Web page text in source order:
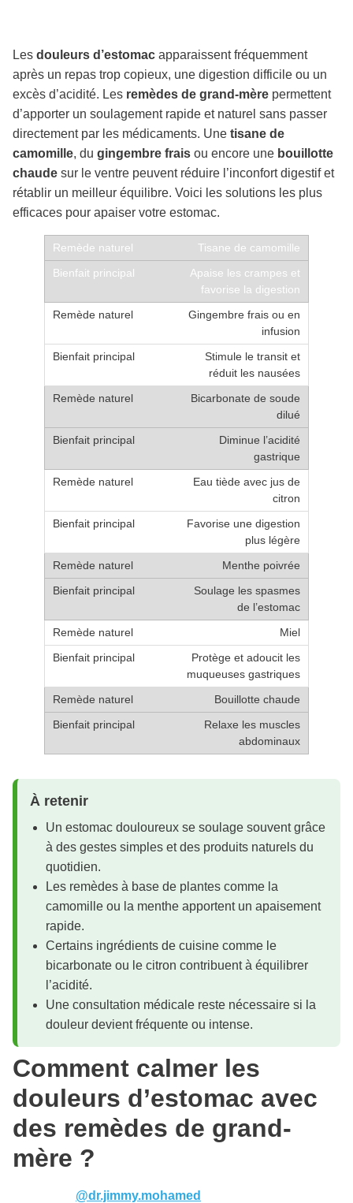
Les douleurs d’estomac apparaissent fréquemment
après un repas trop copieux, une digestion difficile ou un
excès d’acidité. Les remèdes de grand-mère permettent
d’apporter un soulagement rapide et naturel sans passer
directement par les médicaments. Une tisane de
camomille, du gingembre frais ou encore une bouillotte
chaude sur le ventre peuvent réduire l’inconfort digestif et
rétablir un meilleur équilibre. Voici les solutions les plus
efficaces pour apaiser votre estomac.
Tisane de camomille
Apaise les crampes et
favorise la digestion
Gingembre frais ou en
infusion
Stimule le transit et
réduit les nausées
Bicarbonate de soude
dilué
Diminue l’acidité
gastrique
Eau tiède avec jus de
citron
Favorise une digestion
plus légère
Menthe poivrée
Soulage les spasmes
de l’estomac
Miel
Protège et adoucit les
muqueuses gastriques
Bouillotte chaude
Relaxe les muscles
abdominaux
À retenir
Un estomac douloureux se soulage souvent grâce
à des gestes simples et des produits naturels du
quotidien.
Les remèdes à base de plantes comme la
camomille ou la menthe apportent un apaisement
rapide.
Certains ingrédients de cuisine comme le
bicarbonate ou le citron contribuent à équilibrer
l’acidité.
Une consultation médicale reste nécessaire si la
douleur devient fréquente ou intense.
Comment calmer les
douleurs d’estomac avec
des remèdes de grand-
mère ?
@dr.jimmy.mohamed